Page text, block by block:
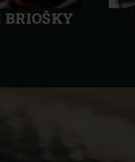
BRIOŠKY